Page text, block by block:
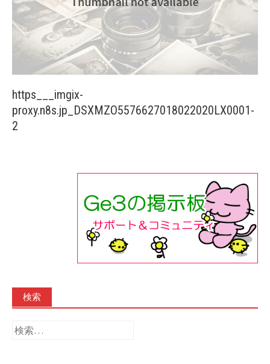
https___imgix-
proxy.n8s.jp_DSXMZO5576627018022020LX0001-
2
検索
検